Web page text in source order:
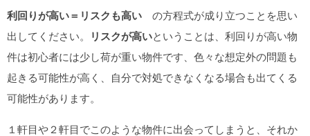
利回りが高い＝リスクも高い の方程式が成り立つことを思い
出してください。
リスクが高いということは、利回りが高い物
件は初心者には少し荷が重い物件です、色々な想定外の問題も
起きる可能性が高く、自分で対処できなくなる場合も出てくる
可能性があります。
１軒目や２軒目でこのような物件に出会ってしまうと、それか